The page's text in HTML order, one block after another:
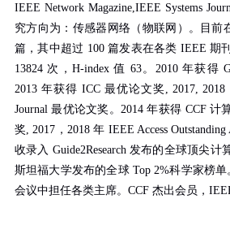
IEEE Network Magazine,IEEE Systems
究方向为：传感器网络（物联网）。目前
篇，其中超过 100篇发表在各类 IEEE期
13824 次， H-index值 63。 2010 年获得
2013 年获得 ICC 最优论文奖 , 2017, 2018
Journal最优论文奖。 2014年获得 CCF 计
奖 , 2017 ， 2018年 IEEE Access
收录入 Guide2Research 发布的全球顶尖计
斯坦福大学发布的全球 Top 2%科学家榜
会议中担任各类主席。 CCF 杰出会员，